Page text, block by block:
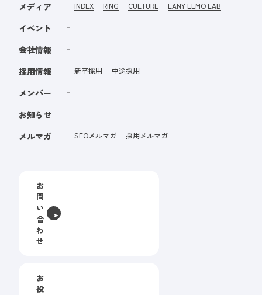
メディア
INDEX RING CULTURE LANY LLMO LAB
イベント
会社情報
採用情報
新卒採用 中途採用
メンバー
お知らせ
メルマガ
SEOメルマガ 採用メルマガ
お
問
い
合
わ
せ
お
役